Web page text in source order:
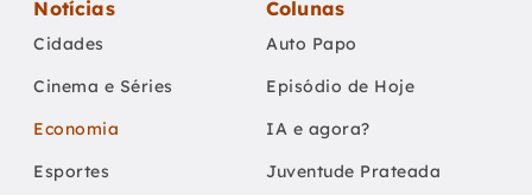
Notícias
Cidades
Cinema e Séries
Economia
Esportes
Colunas
Auto Papo
Episódio de Hoje
IA e agora?
Juventude Prateada